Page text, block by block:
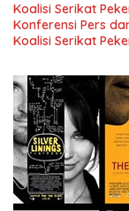
Koalisi Serikat
Konferensi Pers
Koalisi Serikat